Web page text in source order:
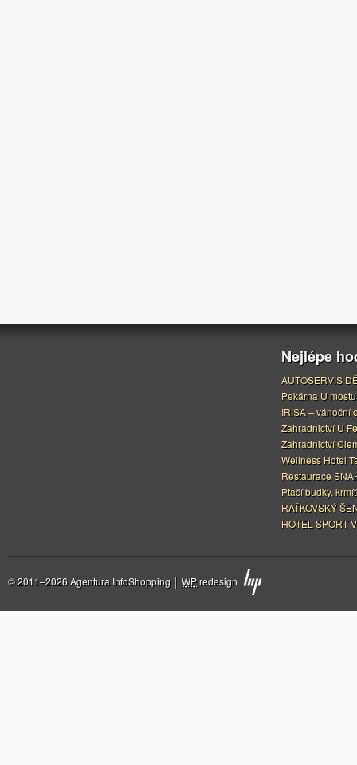
Nejlépe
AUTOSERVIS
Pekárna U mostu
IRISA – vánoční
Zahradnictví U
Zahradnictví
Wellness Hotel
Restaurace
Ptačí budky,
RAŤKOVSKÝ
HOTEL SPORT
© 2011–2026 Agentura InfoShopping │ WPredesign